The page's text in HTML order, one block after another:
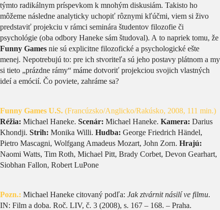
týmto radikálnym príspevkom k mnohým diskusiám. Takisto ho
môžeme následne analyticky uchopiť rôznymi kľúčmi, viem si živo
predstaviť projekciu v rámci seminára študentov filozofie či
psychológie (oba odbory Haneke sám študoval). A to napriek tomu, že
Funny Games nie sú explicitne filozofické a psychologické ešte
menej. Nepotrebujú to: pre ich stvoriteľa sú jeho postavy plátnom a my
si tieto „prázdne rámy“ máme dotvoriť projekciou svojich vlastných
ideí a emócií. Čo poviete, zahráme sa?
Funny Games U.S. (Francúzsko/Anglicko/Rakúsko, 2008, 111 min.)
Réžia: Michael Haneke. Scenár: Michael Haneke. Kamera: Darius
Khondji. Strih: Monika Willi. Hudba: George Friedrich Händel,
Pietro Mascagni, Wolfgang Amadeus Mozart, John Zorn. Hrajú:
Naomi Watts, Tim Roth, Michael Pitt, Brady Corbet, Devon Gearhart,
Siobhan Fallon, Robert LuPone
Pozn.: Michael Haneke citovaný podľa: Jak ztvárnit násilí ve filmu.
IN: Film a doba. Roč. LIV, č. 3 (2008), s. 167 – 168. – Praha.